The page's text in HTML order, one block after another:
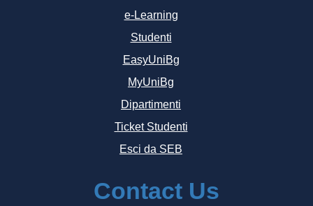
e-Learning
Studenti
EasyUniBg
MyUniBg
Dipartimenti
Ticket Studenti
Esci da SEB
Contact Us